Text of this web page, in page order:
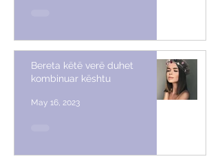
Bereta këtë verë duhet
kombinuar kështu
May 16, 2023